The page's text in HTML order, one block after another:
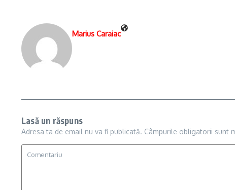
Marius Caraiac
Lasă un răspuns
Adresa ta de email nu va fi publicată. Câmpurile obligatorii sunt